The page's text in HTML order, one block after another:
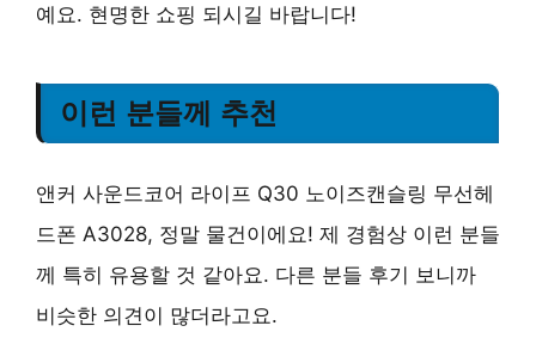
예요. 현명한 쇼핑 되시길 바랍니다!
이런 분들께 추천
앤커 사운드코어 라이프 Q30 노이즈캔슬링 무선헤
드폰 A3028, 정말 물건이에요! 제 경험상 이런 분들
께 특히 유용할 것 같아요. 다른 분들 후기 보니까
비슷한 의견이 많더라고요.